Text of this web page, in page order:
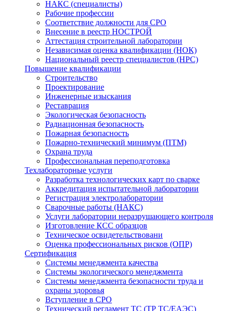
НАКС (специалисты)
Рабочие профессии
Соответствие должности для СРО
Внесение в реестр НОСТРОЙ
Аттестация строительной лаборатории
Независимая оценка квалификации (НОК)
Национальный реестр специалистов (НРС)
Повышение квалификации
Строительство
Проектирование
Инженерные изыскания
Реставрация
Экологическая безопасность
Радиационная безопасность
Пожарная безопасность
Пожарно-технический минимум (ПТМ)
Охрана труда
Профессиональная переподготовка
Техлабораторные услуги
Разработка технологических карт по сварке
Аккредитация испытательной лаборатории
Регистрация электролаборатории
Сварочные работы (НАКС)
Услуги лаборатории неразрушающего контроля
Изготовление КСС образцов
Техническое освидетельствовани
Оценка профессиональных рисков (ОПР)
Сертификация
Системы менеджмента качества
Системы экологического менеджмента
Системы менеджмента безопасности труда и
охраны здоровья
Вступление в СРО
Технический регламент ТС (ТР ТС/ЕАЭС)